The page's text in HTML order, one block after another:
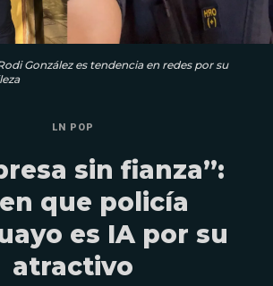
González es tendencia en redes por su
LN POP
sin fianza”:
que policía
es IA por su
atractivo